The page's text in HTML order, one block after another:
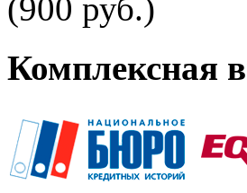
(900 руб.)
Комплексная